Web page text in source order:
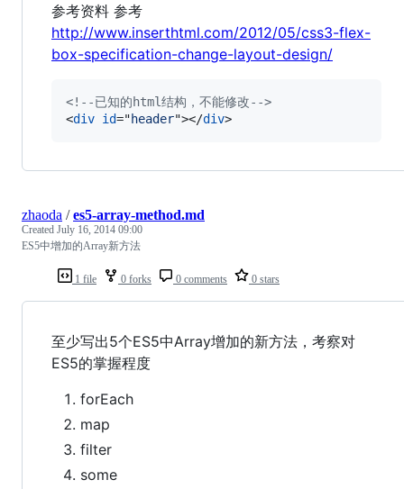
参考资料 参考
http://www.inserthtml.com/2012/05/css3-flex-
box-specification-change-layout-design/
<!--已知的html结构，不能修改-->
<div id="header"></div>
1 file 0 forks 0 comments 0 stars
zhaoda /es5-array-method.md
Created July 16, 2014 09:00
ES5中增加的Array新方法
至少写出5个ES5中Array增加的新方法，考察对
ES5的掌握程度
forEach
map
filter
some